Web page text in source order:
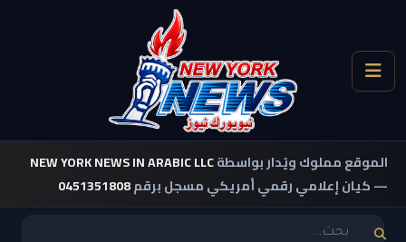
الموقع مملوك ويُدار بواسطةNEW YORK NEWS IN ARABIC LLC
— كيان إعلامي رقمي أمريكي مسجل برقم0451351808